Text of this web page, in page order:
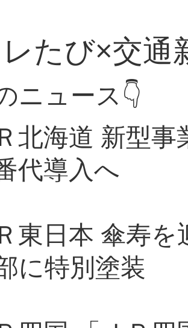
たび×交通
ニュース👇
北海道 新型
代導入へ
東日本 傘寿
に特別塗装